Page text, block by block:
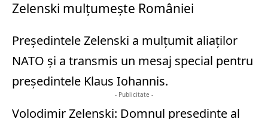
Zelenski mulțumește României
Președintele Zelenski a mulțumit aliaților
NATO și a transmis un mesaj special pentru
președintele Klaus Iohannis.
- Publicitate -
Volodimir Zelenski: Domnul președinte al